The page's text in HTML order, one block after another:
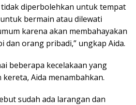
tidak diperbolehkan untuk tempat
bermain atau dilewati
karena akan membahayakan
dan orang pribadi,” ungkap Aida.
beberapa kecelakaan yang
Aida menambahkan.
sudah ada larangan dan